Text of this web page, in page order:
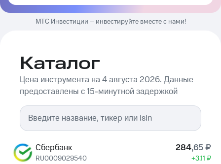
МТС Инвестиции – инвестируйте вместе с нами!
Каталог
Цена инструмента на 4 августа 2026. Данные
предоставлены с 15-минутной задержкой
Сбербанк
RU0009029540
284,65₽
+3,11 ₽